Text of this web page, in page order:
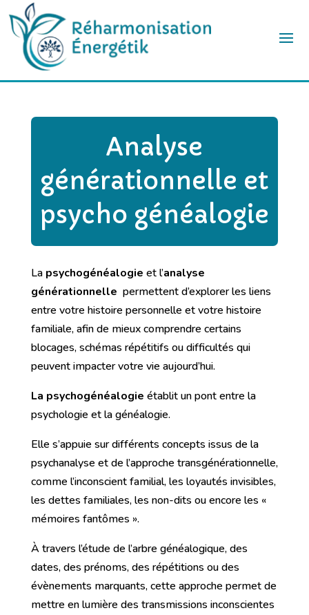
Analyse
générationnelle et
psycho généalogie
La psychogénéalogie et l’analyse
générationnelle permettent d’explorer les liens
entre votre histoire personnelle et votre histoire
familiale, afin de mieux comprendre certains
blocages, schémas répétitifs ou difficultés qui
peuvent impacter votre vie aujourd’hui.
La psychogénéalogie établit un pont entre la
psychologie et la généalogie.
Elle s’appuie sur différents concepts issus de la
psychanalyse et de l’approche transgénérationnelle,
comme l’inconscient familial, les loyautés invisibles,
les dettes familiales, les non-dits ou encore les «
mémoires fantômes ».
À travers l’étude de l’arbre généalogique, des
dates, des prénoms, des répétitions ou des
évènements marquants, cette approche permet de
mettre en lumière des transmissions inconscientes